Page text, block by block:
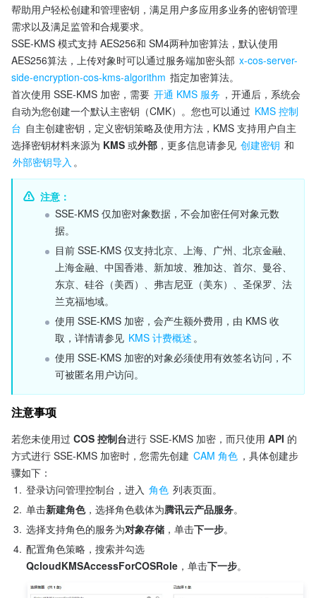
帮助用户轻松创建和管理密钥，满足用户多应用多业务的密钥管理
需求以及满足监管和合规要求。
SSE-KMS 模式支持 AES256和 SM4两种加密算法，默认使用
AES256算法，上传对象时可以通过服务端加密头部 x-cos-server-
side-encryption-cos-kms-algorithm 指定加密算法。
首次使用 SSE-KMS 加密，需要 开通 KMS 服务 ，开通后，系统会
自动为您创建一个默认主密钥（CMK）。您也可以通过 KMS 控制
台 自主创建密钥，定义密钥策略及使用方法，KMS 支持用户自主
选择密钥材料来源为 KMS 或外部 ，更多信息请参见 创建密钥
外部密钥导入 。
注意：
SSE-KMS 仅加密对象数据，不会加密任何对象元数
据。
目前 SSE-KMS 仅支持北京、上海、广州、北京金融、
上海金融、中国香港、新加坡、雅加达、首尔、曼谷、
东京、硅谷（美西）、弗吉尼亚（美东）、圣保罗、法
兰克福地域。
使用 SSE-KMS 加密，会产生额外费用，由 KMS 收
取，详情请参见 KMS 计费概述 。
使用 SSE-KMS 加密的对象必须使用有效签名访问，不
可被匿名用户访问。
注意事项
若您未使用过 COS 控制台进行 SSE-KMS 加密，而只使用 API 的
方式进行 SSE-KMS 加密时，您需先创建 CAM 角色 ，具体创建步
骤如下：
1. 登录访问管理控制台，进入 角色 列表页面。
2. 单击新建角色，选择角色载体为腾讯云产品服务。
3. 选择支持角色的服务为对象存储 ，单击下一步。
4. 配置角色策略，搜索并勾选
QcloudKMSAccessForCOSRole ，单击下一步